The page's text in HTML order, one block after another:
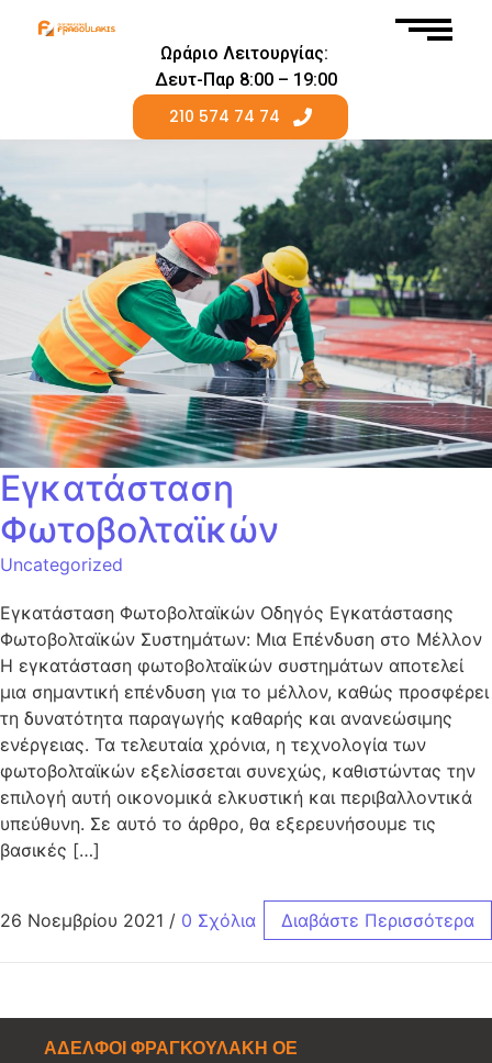
Ωράριο Λειτουργίας:
Δευτ-Παρ 8:00 – 19:00
210 574 74 74
Εγκατάσταση
Φωτοβολταϊκών
Uncategorized
Εγκατάσταση Φωτοβολταϊκών Οδηγός Εγκατάστασης
Φωτοβολταϊκών Συστημάτων: Μια Επένδυση στο Μέλλον
Η εγκατάσταση φωτοβολταϊκών συστημάτων αποτελεί
μια σημαντική επένδυση για το μέλλον, καθώς προσφέρει
τη δυνατότητα παραγωγής καθαρής και ανανεώσιμης
ενέργειας. Τα τελευταία χρόνια, η τεχνολογία των
φωτοβολταϊκών εξελίσσεται συνεχώς, καθιστώντας την
επιλογή αυτή οικονομικά ελκυστική και περιβαλλοντικά
υπεύθυνη. Σε αυτό το άρθρο, θα εξερευνήσουμε τις
βασικές […]
26 Νοεμβρίου 2021 / 0 Σχόλια Διαβάστε Περισσότερα
ΑΔΕΛΦΟΙ ΦΡΑΓΚΟΥΛΑΚΗ ΟΕ